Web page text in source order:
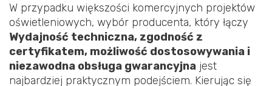
W przypadku większości komercyjnych projektów
oświetleniowych, wybór producenta, który łączy
Wydajność techniczna, zgodność z
certyfikatem, możliwość dostosowywania i
niezawodna obsługa gwarancyjna jest
najbardziej praktycznym podejściem. Kierując się